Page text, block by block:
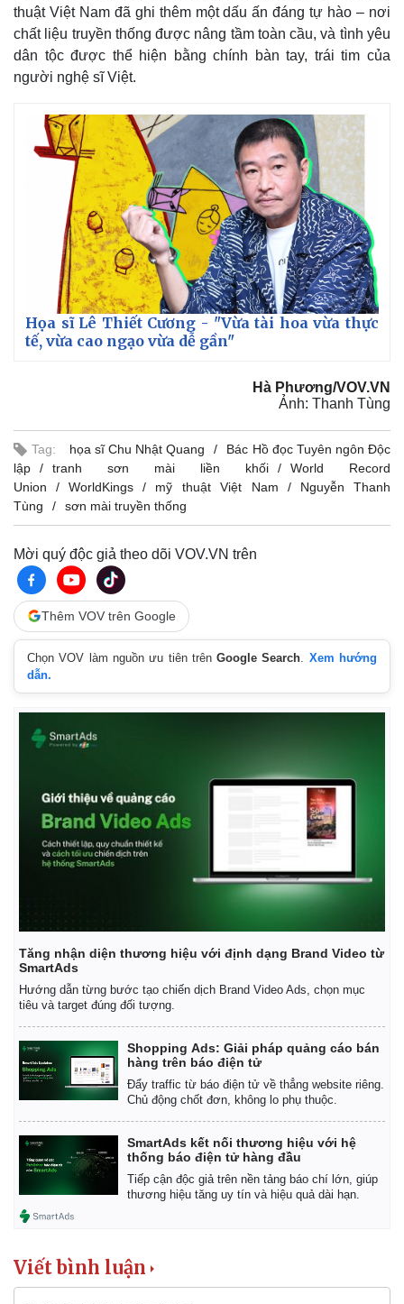
Bóng đá
Lịch thi đấu bóng đá
Thế giới thể thao
eSports
Ô tô - Xe máy
thuật Việt Nam đã ghi thêm một dấu ấn đáng tự hào – nơi
chất liệu truyền thống được nâng tầm toàn cầu, và tình yêu
dân tộc được thể hiện bằng chính bàn tay, trái tim của
người nghệ sĩ Việt.
Họa sĩ Lê Thiết Cương - "Vừa tài hoa vừa thực
tế, vừa cao ngạo vừa dễ gần"
Hà Phương/VOV.VN
Ảnh: Thanh Tùng
Tag: họa sĩ Chu Nhật Quang
Bác Hồ đọc Tuyên ngôn Độc
lập
tranh sơn mài liền khối
World Record
Union
WorldKings mỹ thuật Việt Nam
Nguyễn Thanh
Tùng
sơn mài truyền thống
Mời quý độc giả theo dõi VOV.VN trên
Thêm VOV trên Google
Chọn VOV làm nguồn ưu tiên trênGoogle Search
Xem hướng
dẫn.
Tăng nhận diện thương hiệu với định dạng Brand Video từ
SmartAds
Hướng dẫn từng bước tạo chiến dịch Brand Video Ads, chọn mục
tiêu và target đúng đối tượng.
Shopping Ads: Giải pháp quảng cáo bán
hàng trên báo điện tử
Đẩy traffic từ báo điện tử về thẳng website riêng.
Chủ động chốt đơn, không lo phụ thuộc.
SmartAds kết nối thương hiệu với hệ
thống báo điện tử hàng đầu
Tiếp cận độc giả trên nền tảng báo chí lớn, giúp
thương hiệu tăng uy tín và hiệu quả dài hạn.
Viết bình luận